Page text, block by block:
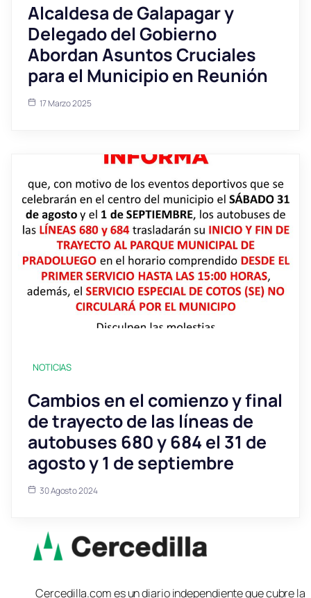
Alcaldesa de Galapagar y
Delegado del Gobierno
Abordan Asuntos Cruciales
para el Municipio en Reunión
17 Marzo 2025
NOTICIAS
Cambios en el comienzo y final
de trayecto de las líneas de
autobuses 680 y 684 el 31 de
agosto y 1 de septiembre
30 Agosto 2024
Cercedilla.com es un diario independiente que cubre la